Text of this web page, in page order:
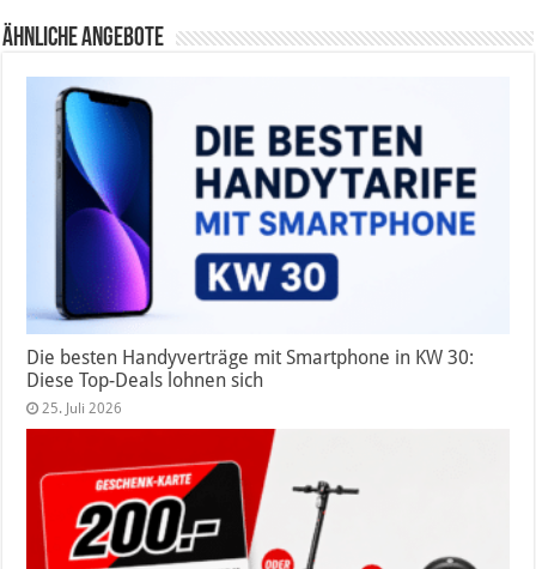
Ähnliche Angebote
Die besten Handyverträge mit Smartphone in KW 30:
Diese Top-Deals lohnen sich
25. Juli 2026